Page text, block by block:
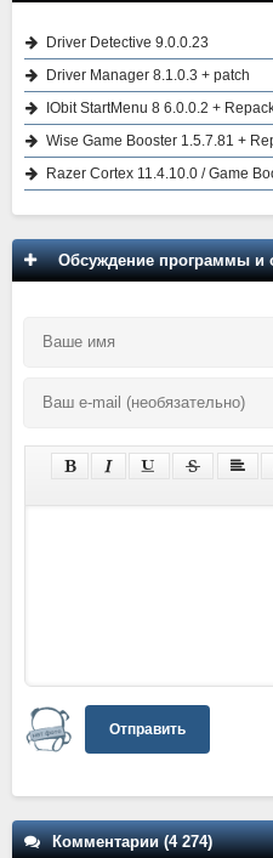
Driver Detective 9.0.0.23
Driver Manager 8.1.0.3 + patch
IObit StartMenu 8 6.0.0.2 +
Wise Game Booster 1.5.7.81 +
Razer Cortex 11.4.10.0 / Game
Обсуждение программы и
Отправить
Комментарии (4 274)